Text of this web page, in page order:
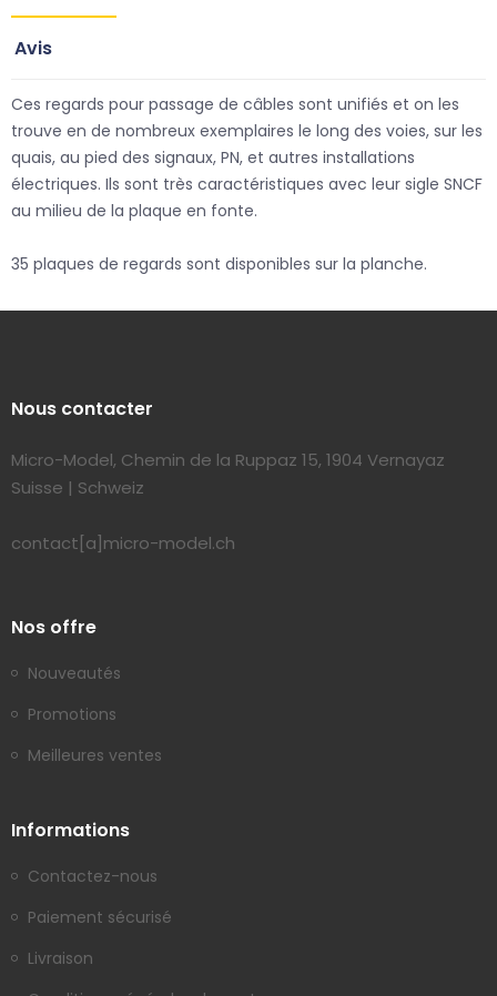
Avis
Ces regards pour passage de câbles sont unifiés et on les
trouve en de nombreux exemplaires le long des voies, sur les
quais, au pied des signaux, PN, et autres installations
électriques. Ils sont très caractéristiques avec leur sigle SNCF
au milieu de la plaque en fonte.
35 plaques de regards sont disponibles sur la planche.
Nous contacter
Micro-Model, Chemin de la Ruppaz 15, 1904 Vernayaz
Suisse | Schweiz
contact[a]micro-model.ch
Nos offre
Nouveautés
Promotions
Meilleures ventes
Informations
Contactez-nous
Paiement sécurisé
Livraison